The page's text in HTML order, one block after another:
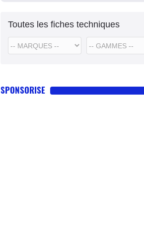
Toutes les fiches techniques
SPONSORISE